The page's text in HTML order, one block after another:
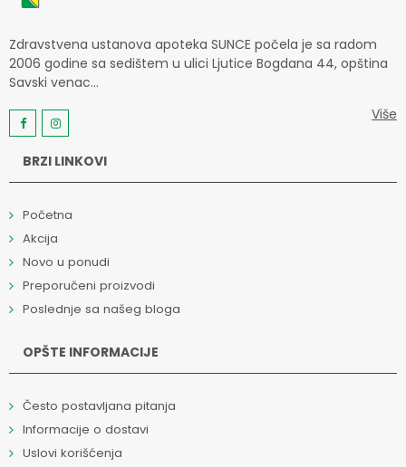
Zdravstvena ustanova apoteka SUNCE počela je sa radom
2006 godine sa sedištem u ulici Ljutice Bogdana 44, opština
Savski venac...
Više
BRZI LINKOVI
Početna
Akcija
Novo u ponudi
Preporučeni proizvodi
Poslednje sa našeg bloga
OPŠTE INFORMACIJE
Često postavljana pitanja
Informacije o dostavi
Uslovi korišćenja